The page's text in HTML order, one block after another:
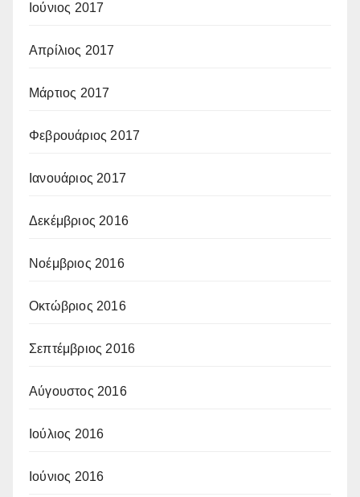
Ιούνιος 2017
Απρίλιος 2017
Μάρτιος 2017
Φεβρουάριος 2017
Ιανουάριος 2017
Δεκέμβριος 2016
Νοέμβριος 2016
Οκτώβριος 2016
Σεπτέμβριος 2016
Αύγουστος 2016
Ιούλιος 2016
Ιούνιος 2016